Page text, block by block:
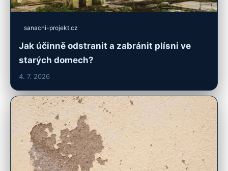
sanacni-projekt.cz
Jak účinně odstranit a zabránit plísni ve
starých domech?
4. 7. 2026